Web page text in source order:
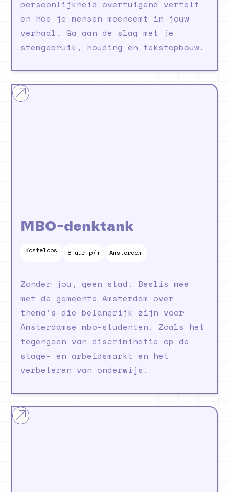
persoonlijkheid overtuigend vertelt
en hoe je mensen meeneemt in jouw
verhaal. Ga aan de slag met je
stemgebruik, houding en tekstopbouw.
MBO-denktank
Kosteloos
8maanden 8 uur p/m Amsterdam
Zonder jou, geen stad. Beslis mee
met de gemeente Amsterdam over
thema’s die belangrijk zijn voor
Amsterdamse mbo-studenten. Zoals het
tegengaan van discriminatie op de
stage- en arbeidsmarkt en het
verbeteren van onderwijs.